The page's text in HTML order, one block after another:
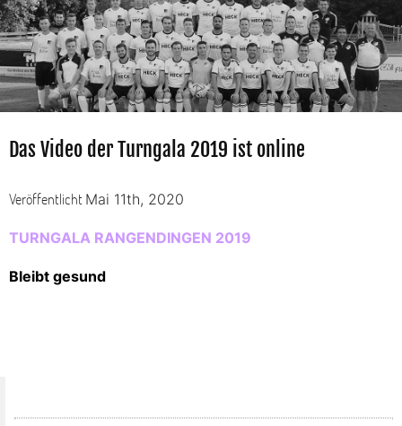
Das Video der Turngala 2019 ist online
Veröffentlicht Mai 11th, 2020
TURNGALA RANGENDINGEN 2019
Bleibt gesund